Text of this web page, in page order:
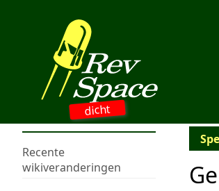
dicht
Recente
wikiveranderingen